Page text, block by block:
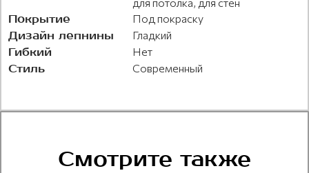
Покрытие Под покраску
Дизайн лепнины Гладкий
Гибкий Нет
Стиль Современный
Смотрите также